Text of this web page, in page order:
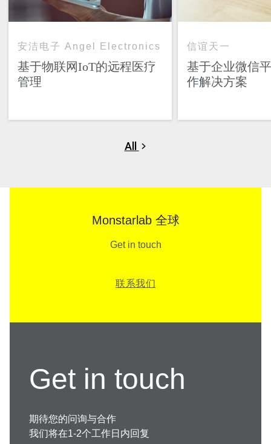
安洁电子 Angel Electronics
基于物联网IoT的远程医疗
管理
信谊天一
基于企业微信
作解决方案
All
Monstarlab 全球
Get in touch
联系我们
Get in touch
期待您的问询与合作
我们将在1-2个工作日内回复